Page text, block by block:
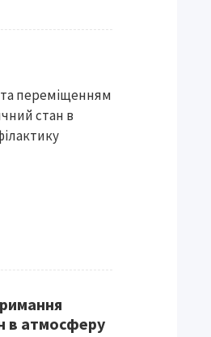
та переміщенням
стан в
в атмосферу